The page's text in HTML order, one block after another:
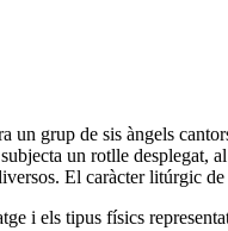
grup de sis àngels
un rotlle
El caràcter litúrgic
i els tipus físics